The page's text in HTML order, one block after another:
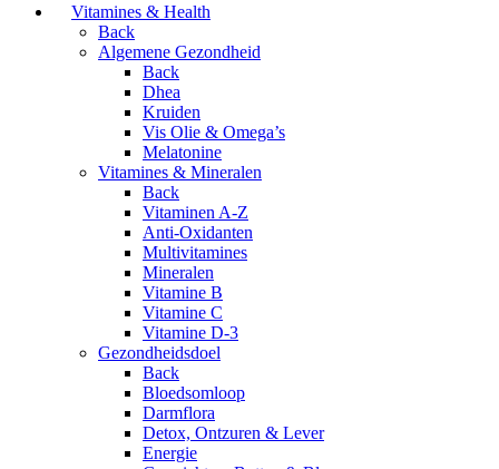
Vitamines & Health
Back
Algemene Gezondheid
Back
Dhea
Kruiden
Vis Olie & Omega’s
Melatonine
Vitamines & Mineralen
Back
Vitaminen A-Z
Anti-Oxidanten
Multivitamines
Mineralen
Vitamine B
Vitamine C
Vitamine D-3
Gezondheidsdoel
Back
Bloedsomloop
Darmflora
Detox, Ontzuren & Lever
Energie